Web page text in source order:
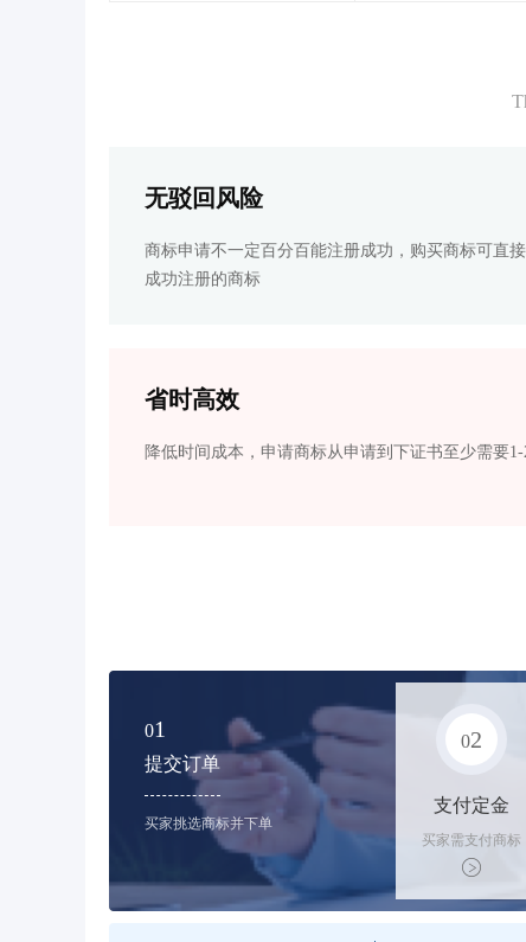
无驳回风险
商标申请不一定百分百能注册成功，购买商标可直
成功注册的商标
省时高效
降低时间成本，申请商标从申请到下证书至少需要1-
01
提交订单
买家挑选商标并下单
02
支付定金
买家需支付商标
标价的50%的购
买订金